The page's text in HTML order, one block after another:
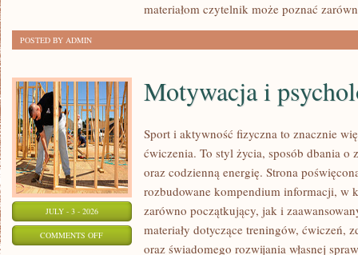
materiałom czytelnik może poznać
POSTED BY ADMIN
JULY - 3 - 2026
COMMENTS OFFON
Motywacja i
Sport i aktywność fizyczna to znacznie
ćwiczenia. To styl życia, sposób dbania o
oraz codzienną energię. Strona
rozbudowane kompendium informacji, w
zarówno początkujący, jak i
materiały dotyczące treningów, ćwiczeń,
oraz świadomego rozwijania własnej